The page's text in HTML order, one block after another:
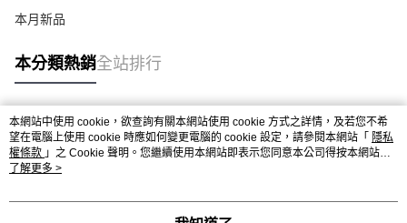
本月新品
本分類熱銷全站排行
熱門標籤
本網站中使用 cookie，欲查詢有關本網站使用 cookie 方式之詳情，及若您不希
望在電腦上使用 cookie 時應如何變更電腦的 cookie 設定，請參閱本網站「 隱私
權條款 」之 Cookie 聲明。您繼續使用本網站即表示您同意本公司得按本網站使
用條款之 Cookie 聲明使用 cookie。
了解更多 >